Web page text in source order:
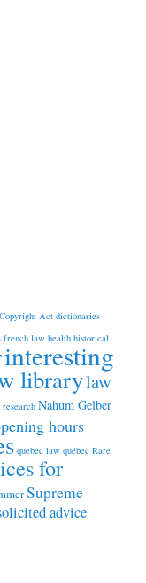
Copyright Act dictionaries
french law health historical
interesting
librarylaw
Nahum Gelber
hours
quebec law québec Rare
for
Supreme
advice